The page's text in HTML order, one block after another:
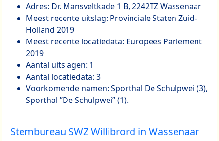
Adres: Dr. Mansveltkade 1 B, 2242TZ Wassenaar
Meest recente uitslag: Provinciale Staten Zuid-
Holland 2019
Meest recente locatiedata: Europees Parlement
2019
Aantal uitslagen: 1
Aantal locatiedata: 3
Voorkomende namen: Sporthal De Schulpwei (3),
Sporthal ”De Schulpwei” (1).
Stembureau SWZ Willibrord in Wassenaar